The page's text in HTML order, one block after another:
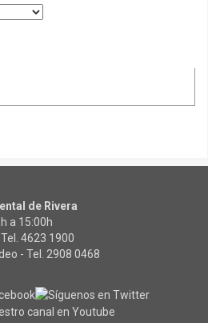
de Rivera
a 15:00h
4623 1900
- Tel. 2908 0468